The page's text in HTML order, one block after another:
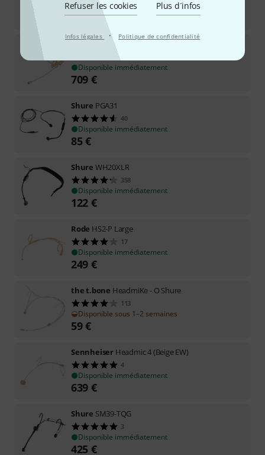
Refuser les cookies Plus d´infos
Infos légales · Politique de confidentialité
Disponible immédiatement
749€
4266-OP-F-F90-MH
Disponible immédiatement
709 €
Shure PGA31
40
Disponible immédiatement
85€
Shure WH20XLR
358
Disponible immédiatement
122 €
Rode HS2-P Large
17
Disponible immédiatement
249 €
the t.bone HeadmiKe - O Shure
113
Disponible sous 1–2 semaines
59€
Sennheiser Headmic 4 (Beige EW)
4
Disponible immédiatement
639 €
Shure SM39-TQG
3
Disponible immédiatement
425 €